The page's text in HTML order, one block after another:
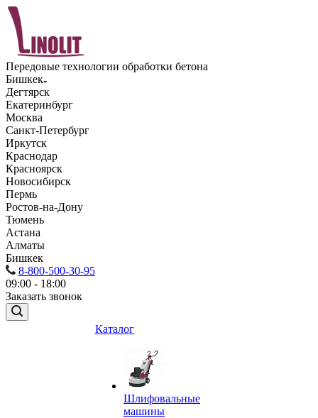
Передовые технологии обработки бетона
Бишкек
Дегтярск
Екатеринбург
Москва
Санкт-Петербург
Иркутск
Краснодар
Красноярск
Новосибирск
Пермь
Ростов-на-Дону
Тюмень
Астана
Алматы
Бишкек
8-800-500-30-95
09:00 - 18:00
Заказать звонок
Каталог
Шлифовальные
машины